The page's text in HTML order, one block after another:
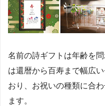
名前の詩ギフトは年齢を
は還暦から百寿まで幅広
おり、お祝いの種類に合
ます。